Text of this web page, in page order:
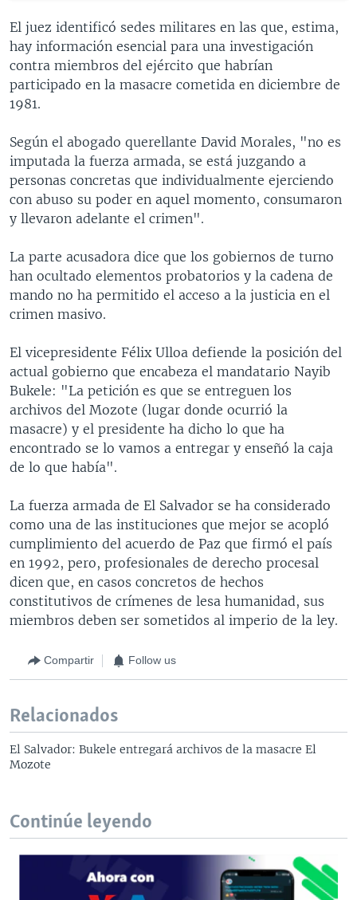
El juez identificó sedes militares en las que, estima,
hay información esencial para una investigación
contra miembros del ejército que habrían
participado en la masacre cometida en diciembre de
1981.
Según el abogado querellante David Morales, "no es
imputada la fuerza armada, se está juzgando a
personas concretas que individualmente ejerciendo
con abuso su poder en aquel momento, consumaron
y llevaron adelante el crimen".
La parte acusadora dice que los gobiernos de turno
han ocultado elementos probatorios y la cadena de
mando no ha permitido el acceso a la justicia en el
crimen masivo.
El vicepresidente Félix Ulloa defiende la posición del
actual gobierno que encabeza el mandatario Nayib
Bukele: "La petición es que se entreguen los
archivos del Mozote (lugar donde ocurrió la
masacre) y el presidente ha dicho lo que ha
encontrado se lo vamos a entregar y enseñó la caja
de lo que había".
La fuerza armada de El Salvador se ha considerado
como una de las instituciones que mejor se acopló
cumplimiento del acuerdo de Paz que firmó el país
en 1992, pero, profesionales de derecho procesal
dicen que, en casos concretos de hechos
constitutivos de crímenes de lesa humanidad, sus
miembros deben ser sometidos al imperio de la ley.
Compartir Follow us
Relacionados
El Salvador: Bukele entregará archivos de la masacre El
Mozote
Continúe leyendo